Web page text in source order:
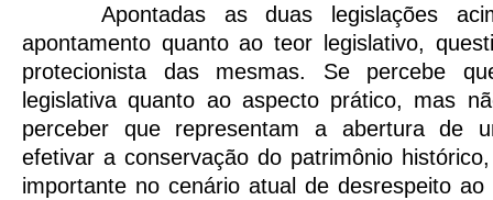
Apontadas as duas legislações
apontamento quanto ao teor legislativo,
protecionista das mesmas. Se percebe
legislativa quanto ao aspecto prático, mas
perceber que representam a abertura de
efetivar a conservação do patrimônio
importante no cenário atual de desrespeito